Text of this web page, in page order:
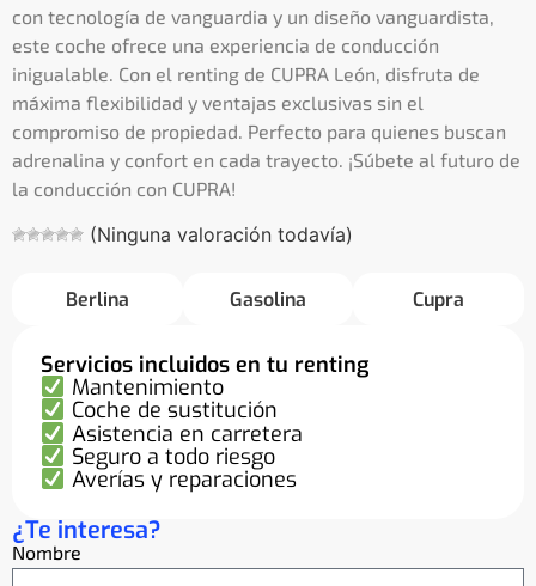
con tecnología de vanguardia y un diseño vanguardista,
este coche ofrece una experiencia de conducción
inigualable. Con el renting de CUPRA León, disfruta de
máxima flexibilidad y ventajas exclusivas sin el
compromiso de propiedad. Perfecto para quienes buscan
adrenalina y confort en cada trayecto. ¡Súbete al futuro de
la conducción con CUPRA!
(Ninguna valoración todavía)
Berlina Gasolina Cupra
Servicios incluidos en tu renting
Mantenimiento
Coche de sustitución
Asistencia en carretera
Seguro a todo riesgo
Averías y reparaciones
¿Te interesa?
Nombre